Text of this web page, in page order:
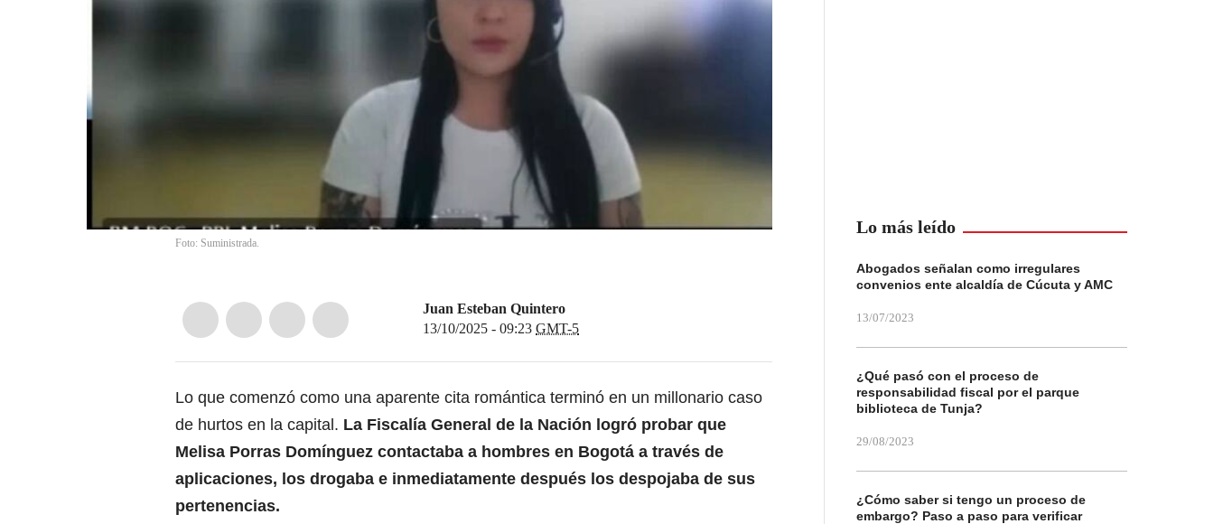
Foto: Suministrada.
Juan Esteban Quintero
13/10/2025 - 09:23 GMT-5
Lo que comenzó como una aparente cita romántica terminó en un millonario caso
de hurtos en la capital. La Fiscalía General de la Nación logró probar que
Melisa Porras Domínguez contactaba a hombres en Bogotá a través de
aplicaciones, los drogaba e inmediatamente después los despojaba de sus
pertenencias.
Lo más leído
Abogados señalan como irregulares
convenios ente alcaldía de Cúcuta y AMC
13/07/2023
¿Qué pasó con el proceso de
responsabilidad fiscal por el parque
biblioteca de Tunja?
29/08/2023
¿Cómo saber si tengo un proceso de
embargo? Paso a paso para verificar